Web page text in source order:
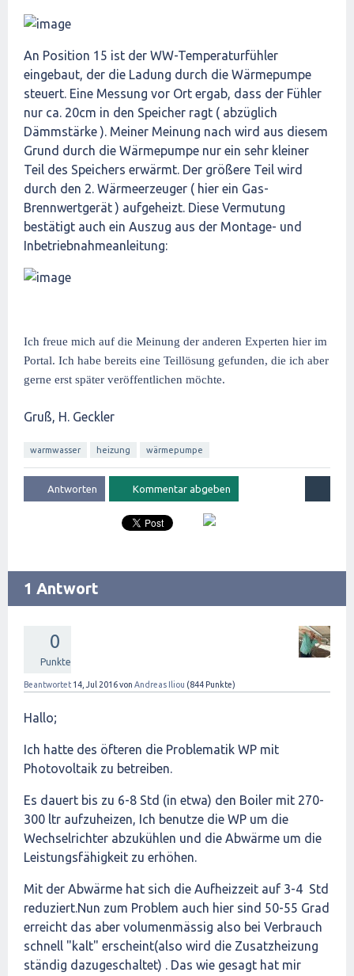
An Position 15 ist der WW-Temperaturfühler
eingebaut, der die Ladung durch die Wärmepumpe
steuert. Eine Messung vor Ort ergab, dass der Fühler
nur ca. 20cm in den Speicher ragt ( abzüglich
Dämmstärke ). Meiner Meinung nach wird aus diesem
Grund durch die Wärmepumpe nur ein sehr kleiner
Teil des Speichers erwärmt. Der größere Teil wird
durch den 2. Wärmeerzeuger ( hier ein Gas-
Brennwertgerät ) aufgeheizt. Diese Vermutung
bestätigt auch ein Auszug aus der Montage- und
Inbetriebnahmeanleitung:
Ich freue mich auf die Meinung der anderen Experten hier im
Portal. Ich habe bereits eine Teillösung gefunden, die ich aber
gerne erst später veröffentlichen möchte.
Gruß, H. Geckler
warmwasser heizung wärmepumpe
1 Antwort
0
Punkte
Beantwortet 14, Jul 2016von Andreas Iliou (844 Punkte)
Hallo;
Ich hatte des öfteren die Problematik WP mit
Photovoltaik zu betreiben.
Es dauert bis zu 6-8 Std (in etwa) den Boiler mit 270-
300 ltr aufzuheizen, Ich benutze die WP um die
Wechselrichter abzukühlen und die Abwärme um die
Leistungsfähigkeit zu erhöhen.
Mit der Abwärme hat sich die Aufheizzeit auf 3-4 Std
reduziert.Nun zum Problem auch hier sind 50-55 Grad
erreicht das aber volumenmässig also bei Verbrauch
schnell "kalt" erscheint(also wird die Zusatzheizung
ständig dazugeschaltet) . Das wie gesagt hat mir